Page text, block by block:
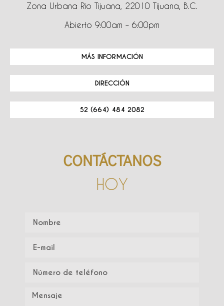
Zona Urbana Rio Tijuana, 22010 Tijuana, B.C.
Abierto 9:00am – 6:00pm
MÁS INFORMACIÓN
DIRECCIÓN
52 (664) 484 2082
CONTÁCTANOS
HOY